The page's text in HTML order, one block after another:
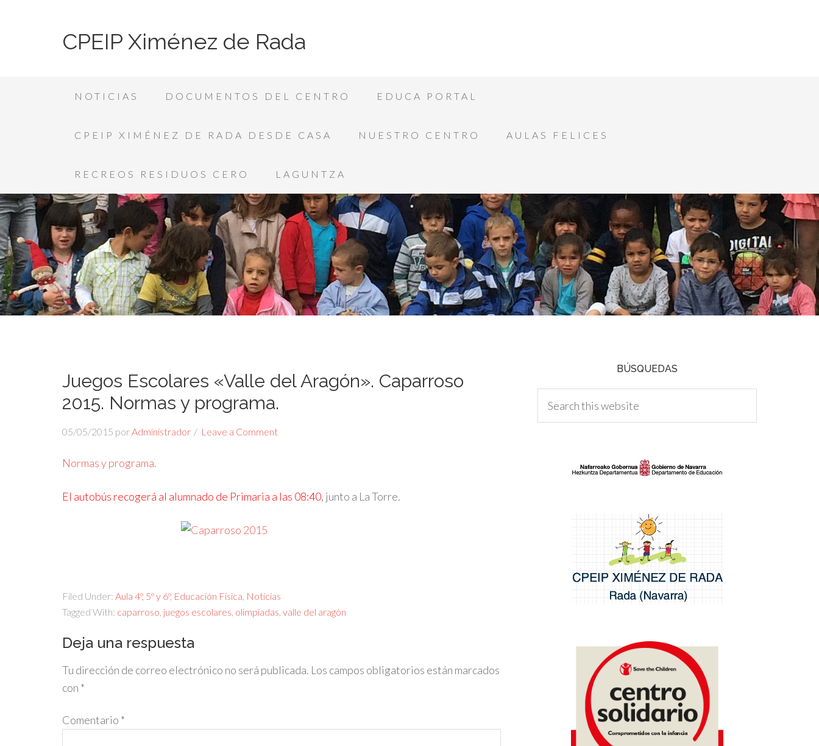
CPEIP Ximénez de Rada
NOTICIAS DOCUMENTOS DEL CENTRO EDUCA PORTAL
CPEIP XIMÉNEZ DE RADA DESDE CASA NUESTRO CENTRO AULAS FELICES
RECREOS RESIDUOS CERO LAGUNTZA
Juegos Escolares «Valle del Aragón». Caparroso
2015. Normas y programa.
05/05/2015 porAdministrador Leave a Comment
Normas y programa.
El autobús recogerá al alumnado de Primaria a las 08:40, junto a La Torre.
Filed Under: Aula 4º, 5º y 6º, Educación Física Noticias
Tagged With: caparroso juegos escolares olimpiadas valle del aragón
Deja una respuesta
Tu dirección de correo electrónico no será publicada. Los campos obligatorios están marcados
con *
Comentario *
BÚSQUEDAS